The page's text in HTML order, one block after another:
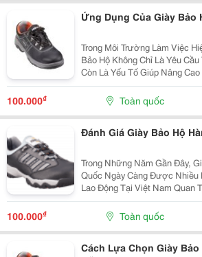
Ứng Dụng Của Giày Bảo
Trong Môi Trường Làm Việc
Bảo Hộ Không Chỉ Là Yêu
Còn Là Yếu Tố Giúp Nâng
Nay, Nhu Cầu Tìm Kiếm Giày
Đang Ngày Càng Gia Tăng
100.000₫ Toàn quốc
Đánh Giá Giày Bảo Hộ
Trong Những Năm Gần Đây,
Quốc Ngày Càng Được Nhiều
Lao Động Tại Việt Nam Quan
Bởi Thiết Kế Hiện Đại, Các
Còn Được Đánh Giá Cao Về
100.000₫ Toàn quốc
Cách Lựa Chọn Giày